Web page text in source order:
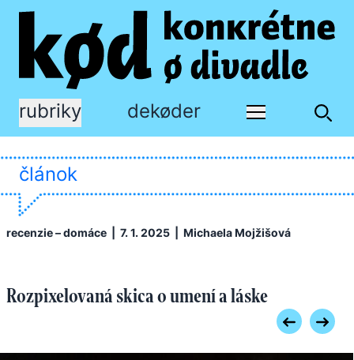
rubriky dekøder
článok
recenzie – domáce | 7. 1. 2025 | Michaela Mojžišová
Rozpixelovaná skica o umení a láske